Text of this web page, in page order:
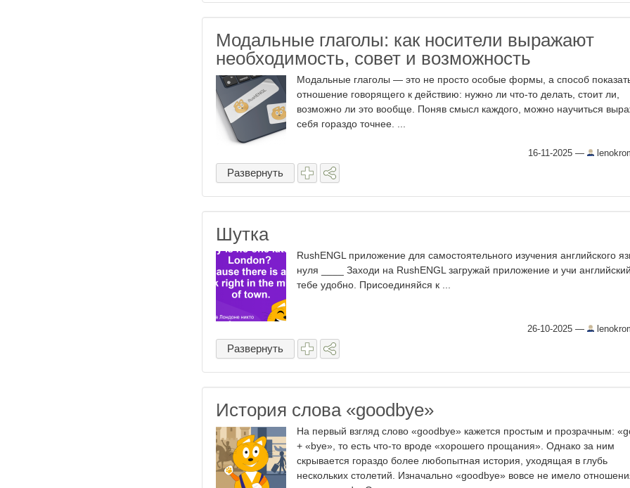
Модальные глаголы: как носители выражают
необходимость, совет и возможность
Модальные глаголы — это не просто особые формы, а способ
отношение говорящего к действию: нужно ли что-то делать, стоит ли,
возможно ли это вообще. Поняв смысл каждого, можно научиться
себя гораздо точнее. ...
16-11-2025 —
Развернуть
Шутка
RushENGL приложение для самостоятельного изучения английского
нуля ____ Заходи на RushENGL загружай приложение и учи
тебе удобно. Присоединяйся к ...
26-10-2025 —
Развернуть
История слова «goodbye»
На первый взгляд слово «goodbye» кажется простым и прозрачным:
+ «bye», то есть что-то вроде «хорошего прощания». Однако за ним
скрывается гораздо более любопытная история, уходящая в глубь
нескольких столетий. Изначально «goodbye» вовсе не имело